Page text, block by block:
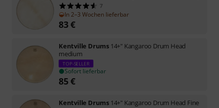
7
In 2–3 Wochen lieferbar
83€
Kentville Drums 14+" Kangaroo Drum Head
medium
TOP-SELLER
Sofort lieferbar
85€
Kentville Drums 14+" Kangaroo Drum Head Fine